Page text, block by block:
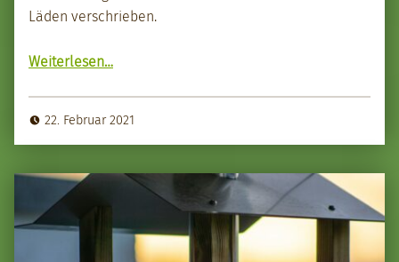
Läden ver­schrieben.
Weit­er­lesen“Mül­lver­mei­dung durch unver­pack­tes Einkaufen”
…
22. Februar 2021